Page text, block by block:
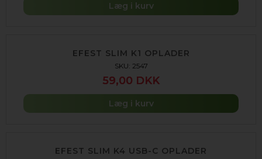
Læg i kurv
EFEST SLIM K1 OPLADER
SKU: 2547
59,00 DKK
Læg i kurv
EFEST SLIM K4 USB-C OPLADER